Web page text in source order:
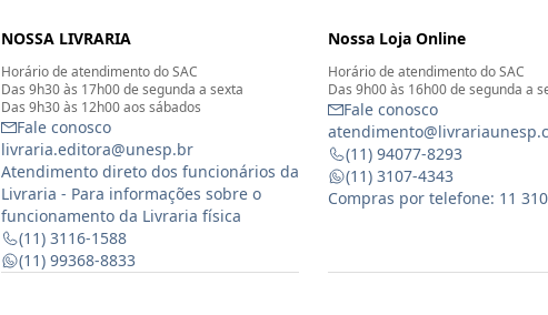
NOSSA LIVRARIA
Horário de atendimento do SAC
Das 9h30 às 17h00 de segunda a sexta
Das 9h30 às 12h00 aos sábados
Fale conosco
livraria.editora@unesp.br
Atendimento direto dos funcionários da
Livraria - Para informações sobre o
funcionamento da Livraria física
(11) 3116-1588
(11) 99368-8833
Nossa Loja Online
Horário de atendimento do SAC
Das 9h00 às 16h00 de segunda a
Fale conosco
(11) 94077-8293
(11) 3107-4343
Compras por telefone: 11